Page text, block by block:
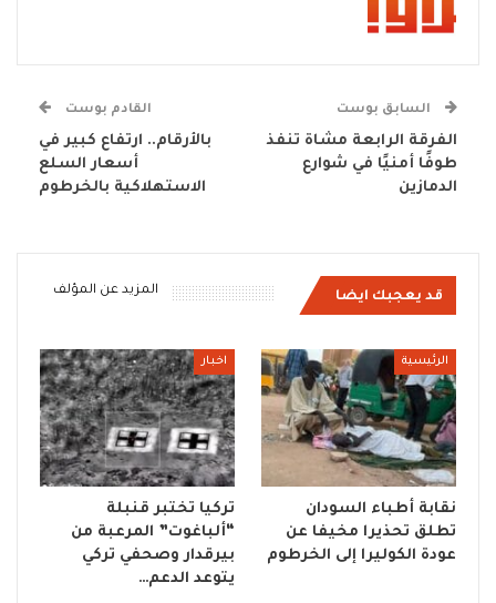
السابق بوست
الفرقة الرابعة مشاة تنفذ
طوفًا أمنيًا في شوارع
الدمازين
القادم بوست
بالأرقام.. ارتفاع كبير في
أسعار السلع
الاستهلاكية بالخرطوم
قد يعجبك ايضا المزيد عن المؤلف
الرئيسية
نقابة أطباء السودان
تطلق تحذيرا مخيفا عن
عودة الكوليرا إلى الخرطوم
اخبار
تركيا تختبر قنبلة
“ألباغوت” المرعبة من
بيرقدار وصحفي تركي
يتوعد الدعم…